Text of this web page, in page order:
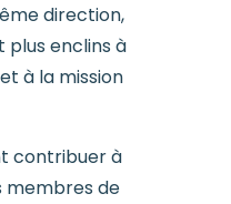
direction,
plus enclins à
à la mission
contribuer à
membres de